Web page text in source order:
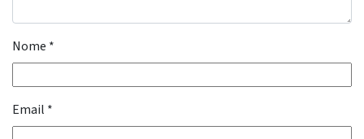
Nome *
Email *